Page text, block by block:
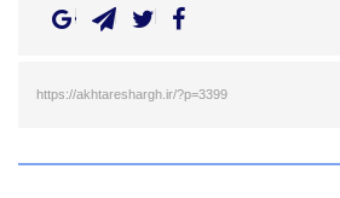
https://akhtareshargh.ir/?p=3399